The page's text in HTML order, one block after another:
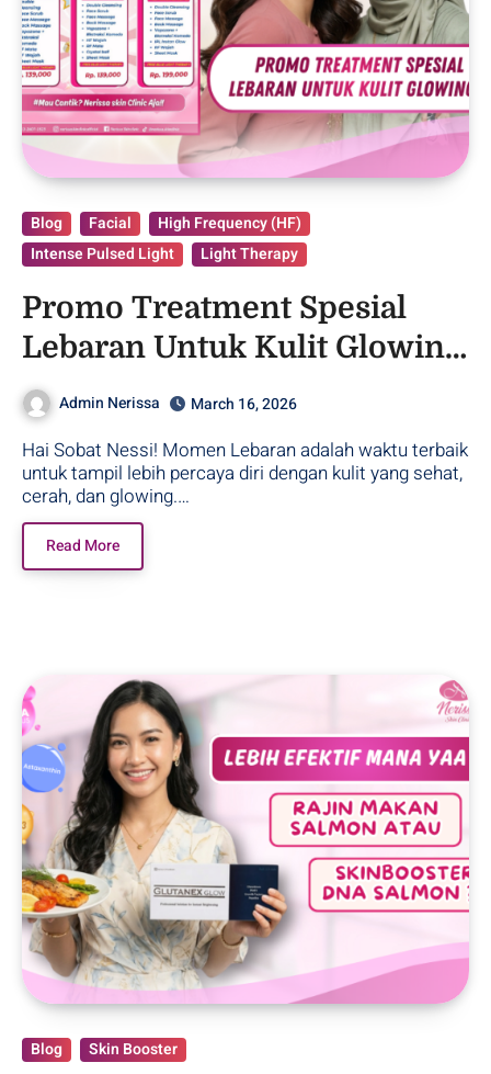
Blog Facial
High Frequency (HF)
Intense Pulsed Light
Light Therapy
Promo Treatment Spesial
Lebaran Untuk Kulit Glowing
– Purwodadi
Admin Nerissa March 16, 2026
Hai Sobat Nessi! Momen Lebaran adalah waktu terbaik
untuk tampil lebih percaya diri dengan kulit yang sehat,
cerah, dan glowing.…
Read More
Blog Skin Booster